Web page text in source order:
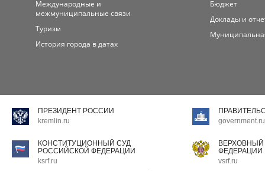
Международные и
межмуниципальные связи
Туризм
История города в датах
Бюджет
Доклады и
ПРЕЗИДЕНТ РОССИИ
kremlin.ru
government.ru
КОНСТИТУЦИОННЫЙ СУД
РОССИЙСКОЙ ФЕДЕРАЦИИ
ksrf.ru
ФЕДЕРАЦИИ
vsrf.ru